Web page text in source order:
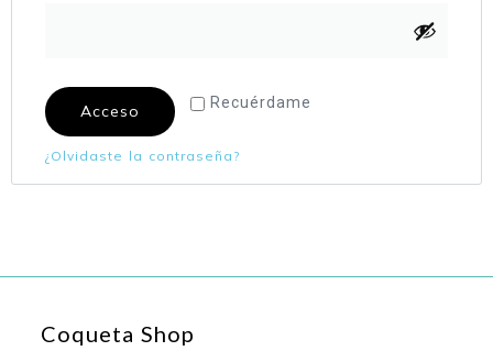
Recuérdame
Acceso
¿Olvidaste la contraseña?
Coqueta Shop